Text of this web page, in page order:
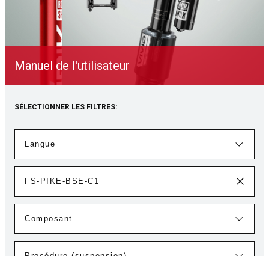
Manuel de l'utilisateur
SÉLECTIONNER LES FILTRES: